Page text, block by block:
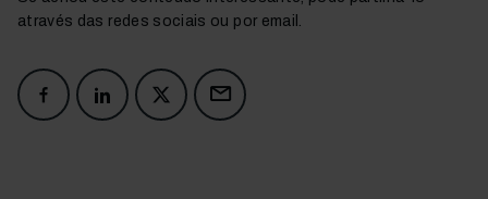
através das redes sociais ou por email.